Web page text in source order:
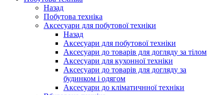
Назад
Побутова техніка
Аксесуари для побутової техніки
Назад
Аксесуари для побутової техніки
Аксесуари до товарів для догляду за тілом
Аксесуари для кухонної техніки
Аксесуари до товарів для догляду за
будинком і одягом
Аксесуари до кліматичнної техніки